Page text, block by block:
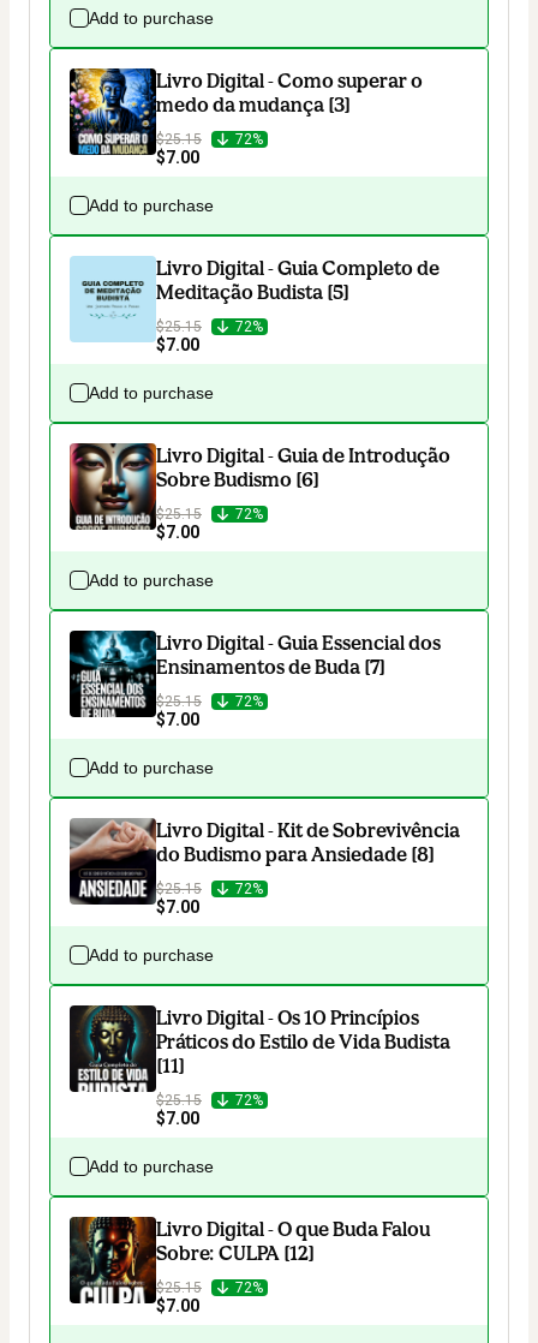
Add to purchase
Livro Digital - Como superar o
medo da mudança [3]
$25.15 72%
$7.00
Add to purchase
Livro Digital - Guia Completo de
Meditação Budista [5]
$25.15 72%
$7.00
Add to purchase
Livro Digital - Guia de Introdução
Sobre Budismo [6]
$25.15 72%
$7.00
Add to purchase
Livro Digital - Guia Essencial dos
Ensinamentos de Buda [7]
$25.15 72%
$7.00
Add to purchase
Livro Digital - Kit de Sobrevivência
do Budismo para Ansiedade [8]
$25.15 72%
$7.00
Add to purchase
Livro Digital - Os 10 Princípios
Práticos do Estilo de Vida Budista
[11]
$25.15 72%
$7.00
Add to purchase
Livro Digital - O que Buda Falou
Sobre: CULPA [12]
$25.15 72%
$7.00